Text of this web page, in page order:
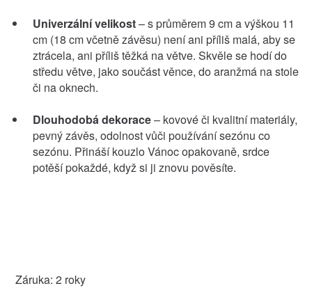
Univerzální velikost– s průměrem 9 cm a výškou 11
cm (18 cm včetně závěsu) není ani příliš malá, aby se
ztrácela, ani příliš těžká na větve. Skvěle se hodí do
středu větve, jako součást věnce, do aranžmá na stole
či na oknech.
Dlouhodobá dekorace– kovové či kvalitní materiály,
pevný závěs, odolnost vůči používání sezónu co
sezónu. Přináší kouzlo Vánoc opakovaně, srdce
potěší pokaždé, když si ji znovu pověsíte.
Záruka: 2 roky